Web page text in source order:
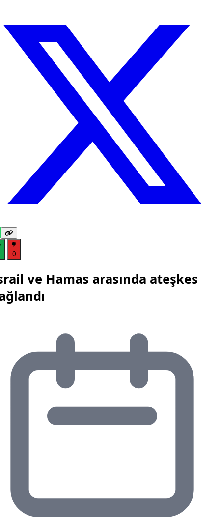
0
ve Hamas arasında ateşkes